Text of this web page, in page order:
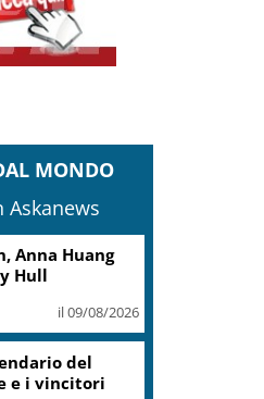
MONDO
Anna Huang
Hull
il 09/08/2026
del
e i vincitori